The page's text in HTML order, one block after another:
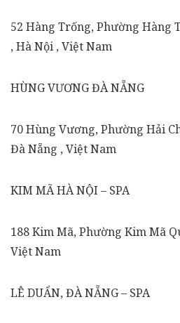
52 Hàng Trống, Phường Hàng
, Hà Nội , Việt Nam
HÙNG VƯƠNG ĐÀ NẴNG
70 Hùng Vương, Phường Hải
Đà Nẵng , Việt Nam
KIM MÃ HÀ NỘI – SPA
188 Kim Mã, Phường Kim Mã
Việt Nam
LÊ DUẨN, ĐÀ NẴNG – SPA